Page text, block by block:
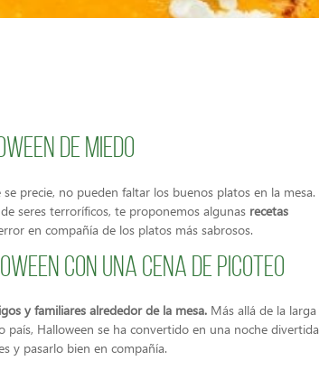
de miedo
precie, no pueden faltar los buenos platos en la mesa.
seres terroríficos, te proponemos algunas recetas
en compañía de los platos más sabrosos.
con una cena de picoteo
y familiares alrededor de la mesa. Más allá de la larga
Halloween se ha convertido en una noche divertida
y pasarlo bien en compañía.